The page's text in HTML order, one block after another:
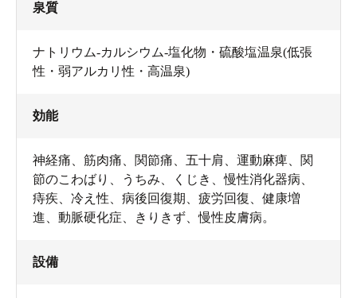
泉質
ナトリウム-カルシウム-塩化物・硫酸塩温泉(低張
性・弱アルカリ性・高温泉)
効能
神経痛、筋肉痛、関節痛、五十肩、運動麻痺、関
節のこわばり、うちみ、くじき、慢性消化器病、
痔疾、冷え性、病後回復期、疲労回復、健康増
進、動脈硬化症、きりきず、慢性皮膚病。
設備